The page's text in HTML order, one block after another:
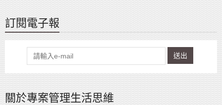
訂閱電子報
送出
關於專案管理生活思維